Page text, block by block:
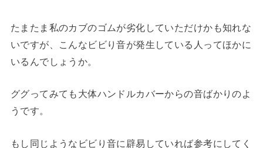
たまたま私のカブのゴムが劣化していただけかも知れな
いですが、こんなビビり音が発生している人ってほかに
いるんでしょうか。
ググってみても大体ハンドルカバーからの音ばかりのよ
うです。
もし同じようなビビり音に辟易していれば参考にしてく